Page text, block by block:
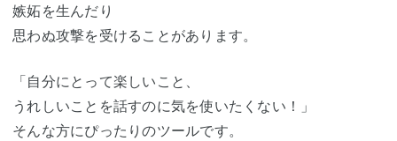
嫉妬を生んだり
思わぬ攻撃を受けることがあります。
「自分にとって楽しいこと、
うれしいことを話すのに気を使いたくない！」
そんな方にぴったりのツールです。